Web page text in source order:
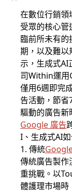
在數位行銷領
受眾的核心
臨前所未有
期，以及難以
示，生成式
司Within運用
僅用6週即完
告活動，節
驅動的廣告新
Google 廣告
I、生成式AI
1. 傳統
傳統廣告製作
重挑戰。以
體護理市場